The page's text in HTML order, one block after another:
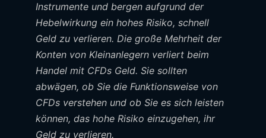
Instrumente und bergen aufgrund der
Hebelwirkung ein hohes Risiko, schnell
Geld zu verlieren. Die große Mehrheit der
Konten von Kleinanlegern verliert beim
Handel mit CFDs Geld. Sie sollten
abwägen, ob Sie die Funktionsweise von
CFDs verstehen und ob Sie es sich leisten
können, das hohe Risiko einzugehen, ihr
Geld zu verlieren.